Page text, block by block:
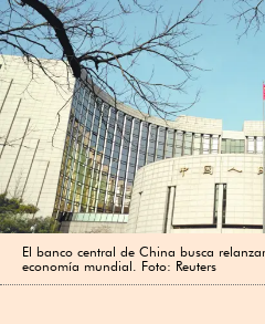
El banco central de China busca
economía mundial. Foto: Reuters